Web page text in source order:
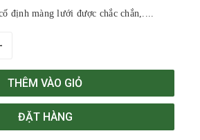
định màng lưới được chắc chắn,....
THÊM VÀO GIỎ
ĐẶT HÀNG